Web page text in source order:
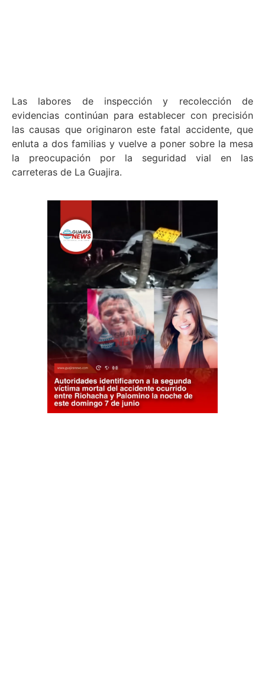
Las labores de inspección y recolección de
evidencias continúan para establecer con precisión
las causas que originaron este fatal accidente, que
enluta a dos familias y vuelve a poner sobre la mesa
la preocupación por la seguridad vial en las
carreteras de La Guajira.